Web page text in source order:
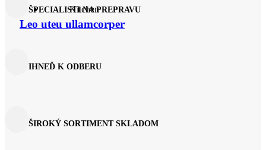
Kitchen
Leo uteu ullamcorper
ŠPECIALISTI NA PREPRAVU
IHNEĎ K ODBERU
ŠIROKÝ SORTIMENT SKLADOM